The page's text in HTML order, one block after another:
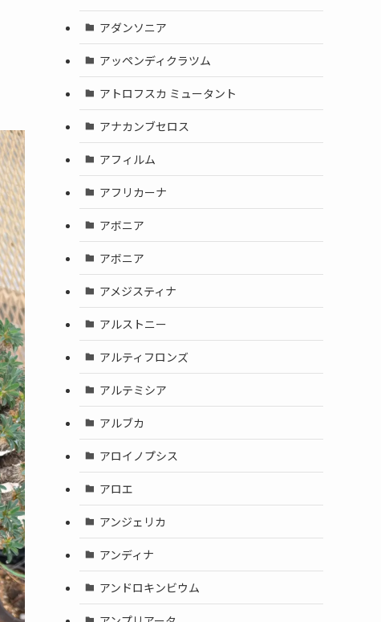
アダンソニア
アッペンディクラツム
アトロフスカ ミュータント
アナカンブセロス
アフィルム
アフリカーナ
アボニア
アボニア
アメジスティナ
アルストニー
アルティフロンズ
アルテミシア
アルブカ
アロイノプシス
アロエ
アンジェリカ
アンディナ
アンドロキンビウム